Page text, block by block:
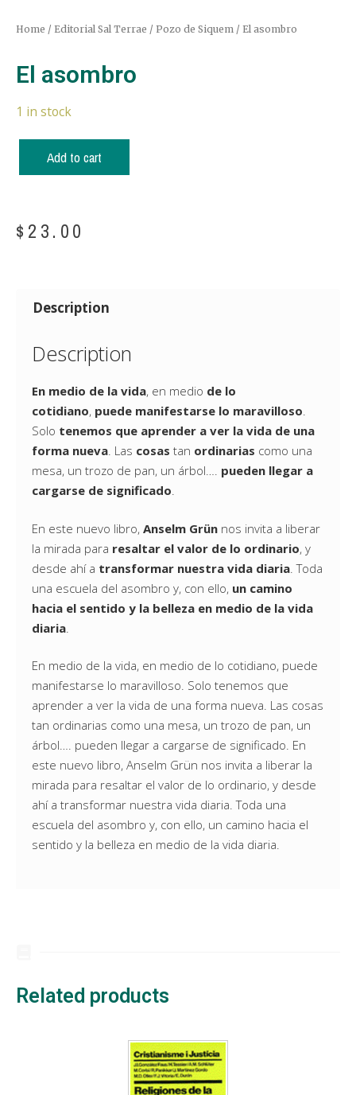
Home / Editorial Sal Terrae / Pozo de Siquem / El asombro
El asombro
1 in stock
Add to cart
$ 23.00
Description
Description
En medio de la vida, en medio de lo
cotidiano, puede manifestarse lo maravilloso.
Solo tenemos que aprender a ver la vida de una
forma nueva. Las cosas tan ordinarias como una
mesa, un trozo de pan, un árbol…. pueden llegar a
cargarse de significado.
En este nuevo libro, Anselm Grün nos invita a liberar
la mirada para resaltar el valor de lo ordinario, y
desde ahí a transformar nuestra vida diaria . Toda
una escuela del asombro y, con ello, un camino
hacia el sentido y la belleza en medio de la vida
diaria
En medio de la vida, en medio de lo cotidiano, puede
manifestarse lo maravilloso. Solo tenemos que
aprender a ver la vida de una forma nueva. Las cosas
tan ordinarias como una mesa, un trozo de pan, un
árbol…. pueden llegar a cargarse de significado. En
este nuevo libro, Anselm Grün nos invita a liberar la
mirada para resaltar el valor de lo ordinario, y desde
ahí a transformar nuestra vida diaria. Toda una
escuela del asombro y, con ello, un camino hacia el
sentido y la belleza en medio de la vida diaria.
Related products